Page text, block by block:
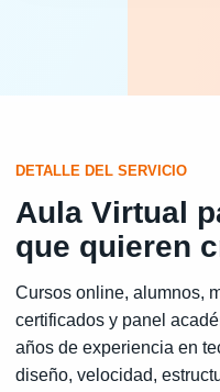
DETALLE DEL SERVICIO
Aula Virtual
que quieren
Cursos online, alumnos,
certificados y panel
años de experiencia en
diseño, velocidad,